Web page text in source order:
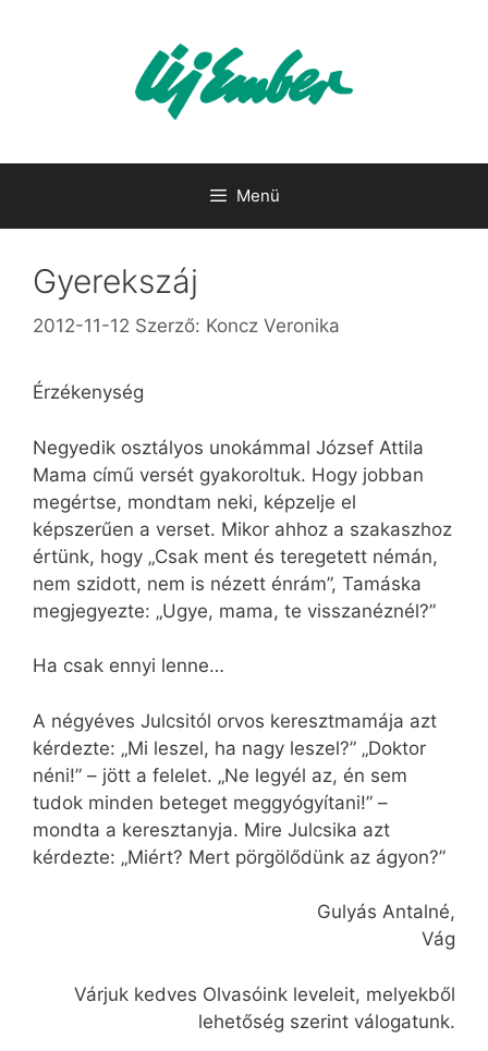
Menü
Gyerekszáj
2012-11-12 Szerző: Koncz Veronika
Érzékenység
Negyedik osztályos unokámmal József Attila
Mama című versét gyakoroltuk. Hogy jobban
megértse, mondtam neki, képzelje el
képszerűen a verset. Mikor ahhoz a szakaszhoz
értünk, hogy „Csak ment és teregetett némán,
nem szidott, nem is nézett énrám”, Tamáska
megjegyezte: „Ugye, mama, te visszanéznél?”
Ha csak ennyi lenne…
A négyéves Julcsitól orvos keresztmamája azt
kérdezte: „Mi leszel, ha nagy leszel?” „Doktor
néni!” – jött a felelet. „Ne legyél az, én sem
tudok minden beteget meggyógyítani!” –
mondta a keresztanyja. Mire Julcsika azt
kérdezte: „Miért? Mert pörgölődünk az ágyon?”
Gulyás Antalné,
Vág
Várjuk kedves Olvasóink leveleit, melyekből
lehetőség szerint válogatunk.